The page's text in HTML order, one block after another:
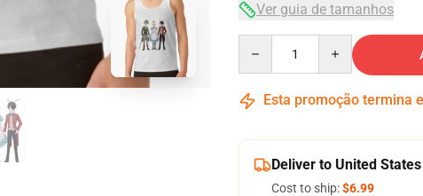
Ver guia de tamanhos
Esta promoção termina
Deliver to United States
Cost to ship:$6.99